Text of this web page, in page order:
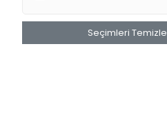
Seçimleri Temizle